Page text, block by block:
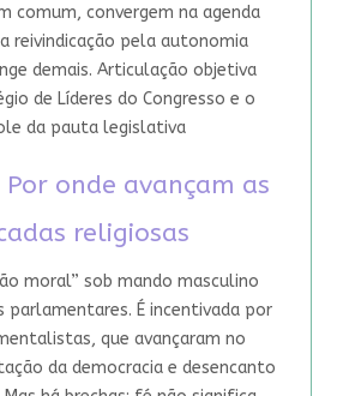
comum, convergem na agenda
reivindicação pela autonomia
demais. Articulação objetiva
de Líderes do Congresso e o
da pauta legislativa
Por onde avançam as
religiosas
moral” sob mando masculino
parlamentares. É incentivada por
que avançaram no
da democracia e desencanto